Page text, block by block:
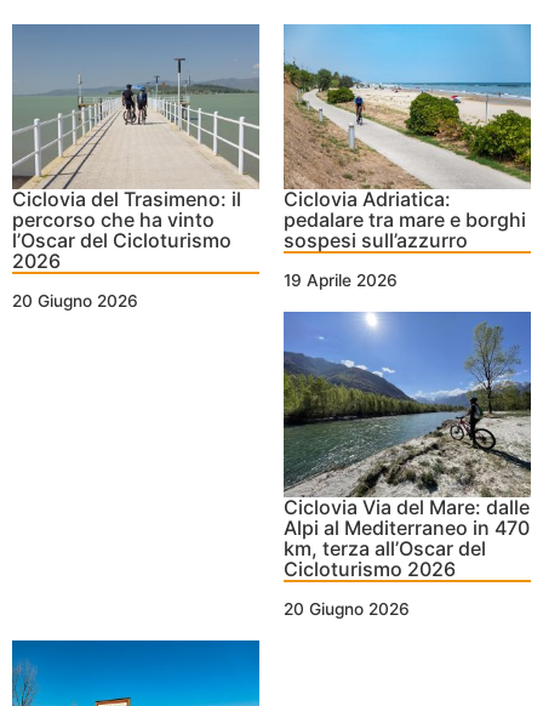
Ciclovia del Trasimeno: il
percorso che ha vinto
l’Oscar del Cicloturismo
2026
20 Giugno 2026
Ciclovia Adriatica:
pedalare tra mare e borghi
sospesi sull’azzurro
19 Aprile 2026
Ciclovia Via del Mare: dalle
Alpi al Mediterraneo in 470
km, terza all’Oscar del
Cicloturismo 2026
20 Giugno 2026